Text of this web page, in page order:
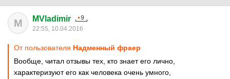
M MVladimir
22:55, 10.04.2016
От пользователя Надменный фраер
Вообще, читал отзывы тех, кто знает его лично,
характеризуют его как человека очень умного,